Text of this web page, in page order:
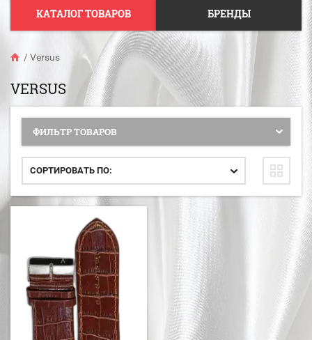
КАТАЛОГ ТОВАРОВ БРЕНДЫ
/Versus
VERSUS
ФИЛЬТР ТОВАРОВ
СОРТИРОВАТЬ ПО: